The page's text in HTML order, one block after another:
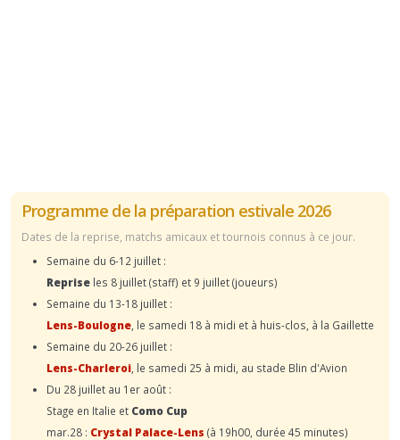
Programme de la préparation estivale 2026
Dates de la reprise, matchs amicaux et tournois connus à ce jour.
Semaine du 6-12 juillet :
Reprise les 8 juillet (staff) et 9 juillet (joueurs)
Semaine du 13-18 juillet :
Lens-Boulogne , le samedi 18 à midi et à huis-clos, à la Gaillette
Semaine du 20-26 juillet :
Lens-Charleroi , le samedi 25 à midi, au stade Blin d'Avion
Du 28 juillet au 1er août :
Stage en Italie et Como Cup
mar.28 : Crystal Palace-Lens (à 19h00, durée 45 minutes)